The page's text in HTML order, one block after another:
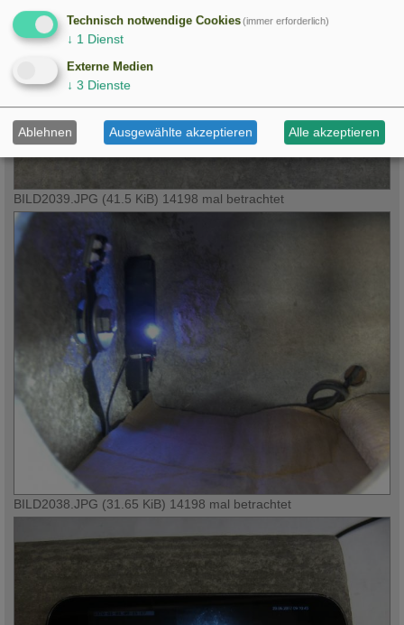
BILD2039.JPG (41.5 KiB) 14198 mal betrachtet
BILD2038.JPG (31.65 KiB) 14198 mal betrachtet
Technisch notwendige Cookies(immer erforderlich)
↓ 1 Dienst
Externe Medien
↓ 3 Dienste
Ablehnen Ausgewählte akzeptieren Alle akzeptieren